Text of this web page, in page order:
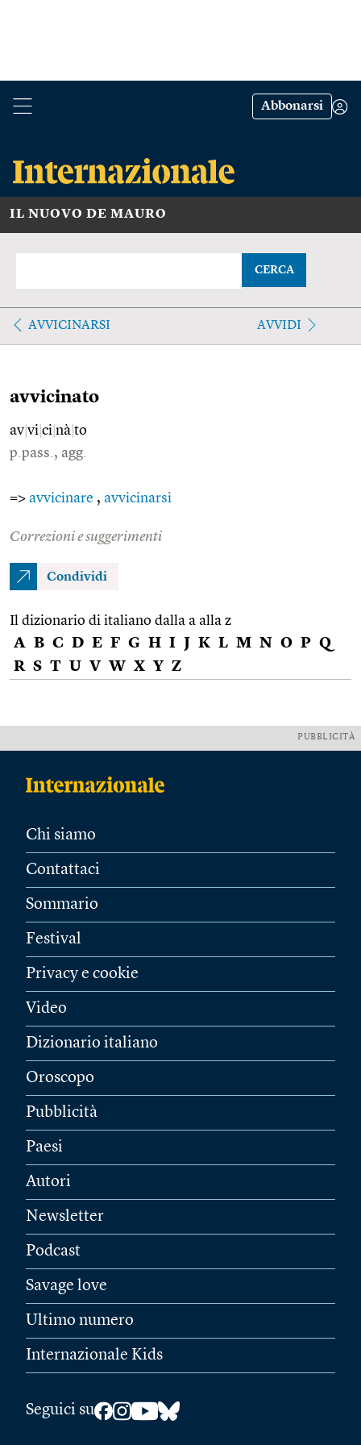
Abbonarsi
IL NUOVO DE MAURO
CERCA
AVVICINARSI AVVIDI
avvicinato
av vi ci nà to
p.pass., agg.
=> avvicinare , avvicinarsi
Correzioni e suggerimenti
Condividi
Il dizionario di italiano dalla a alla z
A B C D E F G H I J K L M N O P Q
R S T U V W X Y Z
PUBBLICITÀ
Chi siamo
Contattaci
Sommario
Festival
Privacy e cookie
Video
Dizionario italiano
Oroscopo
Pubblicità
Paesi
Autori
Newsletter
Podcast
Savage love
Ultimo numero
Internazionale Kids
Seguici su